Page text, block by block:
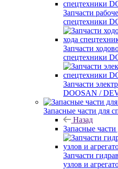
Запчасти
спецтехники
Запчасти
спецтехники
Запчасти
DOOSAN /
Запасные части для
Назад
Запасные
Запчасти
узлов и